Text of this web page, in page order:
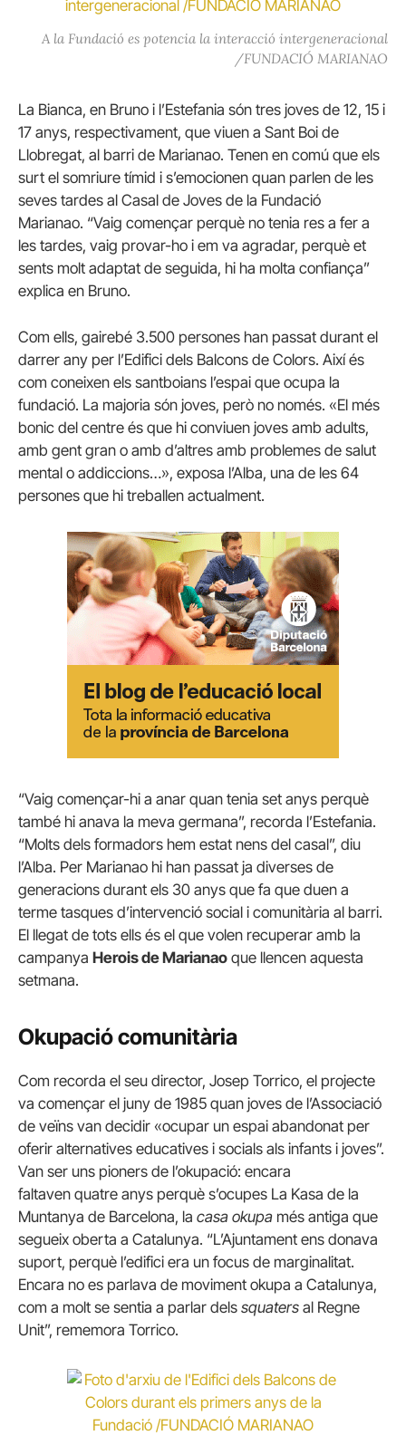
A la Fundació es potencia la interacció intergeneracional
/FUNDACIÓ MARIANAO
La Bianca, en Bruno i l’Estefania són tres joves de 12, 15 i
17 anys, respectivament, que viuen a Sant Boi de
Llobregat, al barri de Marianao. Tenen en comú que els
surt el somriure tímid i s’emocionen quan parlen de les
seves tardes al Casal de Joves de la Fundació
Marianao. “Vaig començar perquè no tenia res a fer a
les tardes, vaig provar-ho i em va agradar, perquè et
sents molt adaptat de seguida, hi ha molta confiança”
explica en Bruno.
Com ells, gairebé 3.500 persones han passat durant el
darrer any per l’Edifici dels Balcons de Colors. Així és
com coneixen els santboians l’espai que ocupa la
fundació. La majoria són joves, però no només. «El més
bonic del centre és que hi conviuen joves amb adults,
amb gent gran o amb d’altres amb problemes de salut
mental o addiccions…», exposa l’Alba, una de les 64
persones que hi treballen actualment.
“Vaig començar-hi a anar quan tenia set anys perquè
també hi anava la meva germana”, recorda l’Estefania.
“Molts dels formadors hem estat nens del casal”, diu
l’Alba. Per Marianao hi han passat ja diverses de
generacions durant els 30 anys que fa que duen a
terme tasques d’intervenció social i comunitària al barri.
El llegat de tots ells és el que volen recuperar amb la
campanya Herois de Marianao que llencen aquesta
setmana.
Okupació comunitària
Com recorda el seu director, Josep Torrico, el projecte
va començar el juny de 1985 quan joves de l’Associació
de veïns van decidir «ocupar un espai abandonat per
oferir alternatives educatives i socials als infants i joves”.
Van ser uns pioners de l’okupació: encara
faltaven quatre anys perquè s’ocupes La Kasa de la
Muntanya de Barcelona, la casa okupa més antiga que
segueix oberta a Catalunya. “L’Ajuntament ens donava
suport, perquè l’edifici era un focus de marginalitat.
Encara no es parlava de moviment okupa a Catalunya,
com a molt se sentia a parlar dels squaters al Regne
Unit”, rememora Torrico.